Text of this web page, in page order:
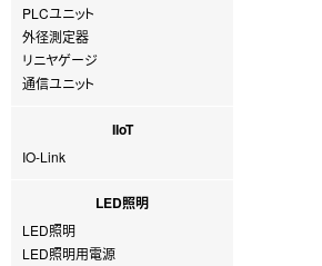
PLCユニット
外径測定器
リニヤゲージ
通信ユニット
IIoT
IO-Link
LED照明
LED照明
LED照明用電源